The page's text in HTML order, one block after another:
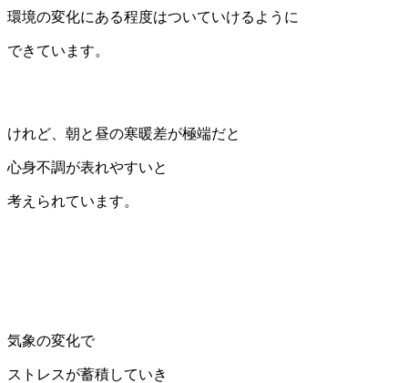
環境の変化にある程度はついていけるように
できています。
けれど、朝と昼の寒暖差が極端だと
心身不調が表れやすいと
考えられています。
気象の変化で
ストレスが蓄積していき